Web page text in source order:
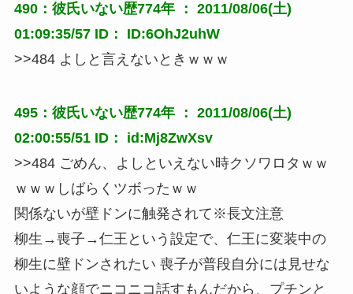
490：彼氏いない歴774年 ： 2011/08/06(土)
01:09:35/57 ID： ID:6OhJ2uhW
>>484 よしと言えないときｗｗｗ
495：彼氏いない歴774年 ： 2011/08/06(土)
02:00:55/51 ID： id:Mj8ZwXsv
>>484 ごめん、よしといえない時クソワロタｗｗ
ｗｗｗしばらくツボったｗｗ
関係ないが壁ドンに触発されて※長文注意
柳生→喪子→仁王という設定で、仁王に変装中の
柳生に壁ドンされたい 喪子が普段自分には見せな
いような顔でニコニコ話すもんだから、プチンと